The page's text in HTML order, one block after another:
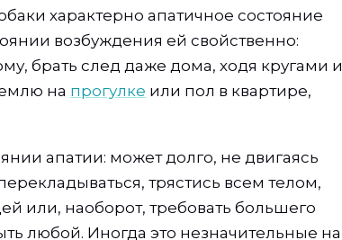
характерно апатичное состояние
возбуждения ей свойственно:
брать след даже дома, ходя кругами и
на прогулке или пол в квартире,
апатии: может долго, не двигаясь
трястись всем телом,
или, наоборот, требовать большего
любой. Иногда это незначительные на